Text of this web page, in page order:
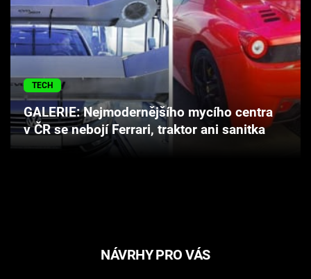
Seriály
Hry
Cool Esport
Pořady
TV Program
TECH
GALERIE: Nejmodernějšího mycího centra
v ČR se nebojí Ferrari, traktor ani sanitka
NÁVRHY PRO VÁS